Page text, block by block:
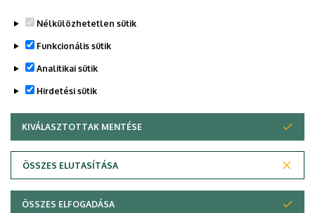
Adatvédelem
Nélkülözhetetlen sütik
Funkcionális sütik
Analitikai sütik
Hirdetési sütik
KIVÁLASZTOTTAK MENTÉSE
ÖSSZES ELUTASÍTÁSA
WITHDRAW CONSENT
ÖSSZES ELFOGADÁSA